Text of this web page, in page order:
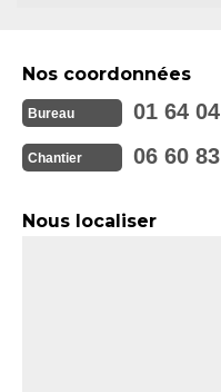
Nos coordonnées
Bureau 01 64
Chantier 06 60
Nous localiser